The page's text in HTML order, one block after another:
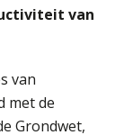
van
van
met de
Grondwet,